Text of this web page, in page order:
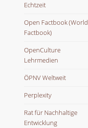
Echtzeit
Open Factbook (World
Factbook)
OpenCulture
Lehrmedien
ÖPNV Weltweit
Perplexity
Rat für Nachhaltige
Entwicklung